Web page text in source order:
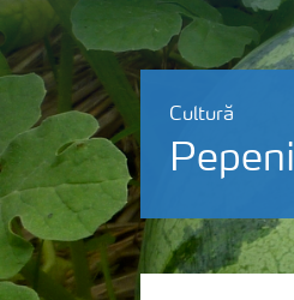
Cultură
Pepeni
Cultură